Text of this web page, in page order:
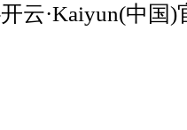
云·Kaiyun(中国